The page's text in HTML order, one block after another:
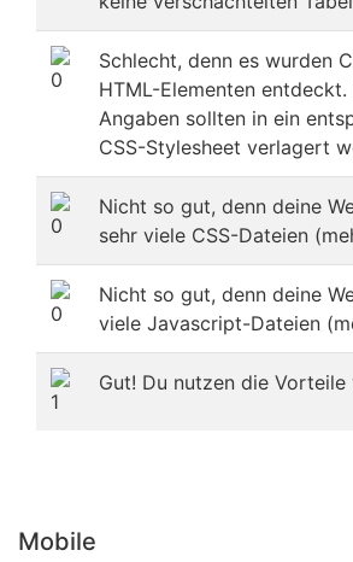
Schlecht, denn es wurden
HTML-Elementen entdeckt.
Angaben sollten in ein
CSS-Stylesheet verlagert
Nicht so gut, denn deine
sehr viele CSS-Dateien
Nicht so gut, denn deine
viele Javascript-Dateien
Gut! Du nutzen die Vorteile
Mobile